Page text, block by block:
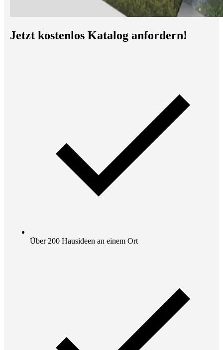
Jetzt kostenlos Katalog anfordern!
Über 200 Hausideen an einem Ort